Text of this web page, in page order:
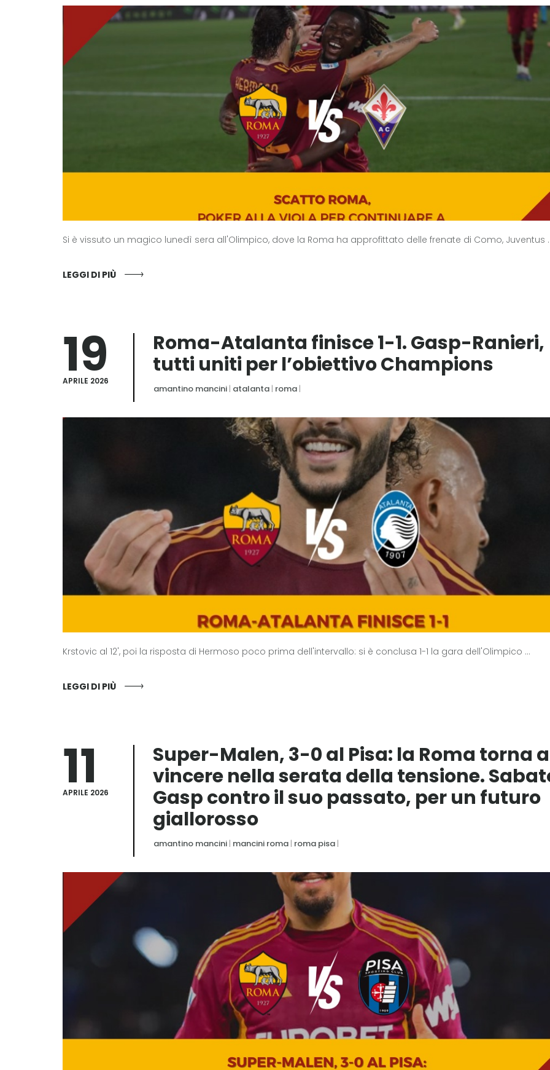
Si è vissuto un magico lunedì sera all'Olimpico, dove la Roma ha approfittato delle frenate di Como, Juventus
LEGGI DI PIÙ
19
APRILE 2026
Roma-Atalanta finisce 1-1. Gasp-Ranieri,
tutti uniti per l’obiettivo Champions
amantino mancini | atalanta | roma |
Krstovic al 12', poi la risposta di Hermoso poco prima dell'intervallo: si è conclusa 1-1 la gara dell'Olimpico ...
LEGGI DI PIÙ
11
APRILE 2026
Super-Malen, 3-0 al Pisa: la Roma torna a
vincere nella serata della tensione.
Gasp contro il suo passato, per un futuro
giallorosso
amantino mancini | mancini roma | roma pisa |